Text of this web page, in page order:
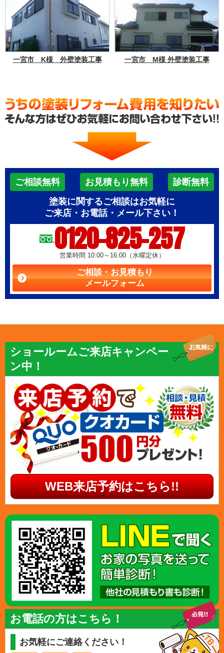
一宮市 K様 外壁塗装工事 一宮市 M様 外壁塗装工事
ご相談無料 お見積もり無料
診断無料
塗装に関するご相談はお気軽に
ご来店・お電話・メール下さい！
0120-825-257
営業時間 10:00～16:00（水曜定休）
ご相談・お見積もり
メールフォーム
ショールームご来店キャンペー
ン中！
WEB来店予約はこちら!!
お電話の方はこちら！
お気軽にご連絡ください！